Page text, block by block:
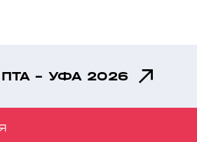
ПТА - УФА 2026